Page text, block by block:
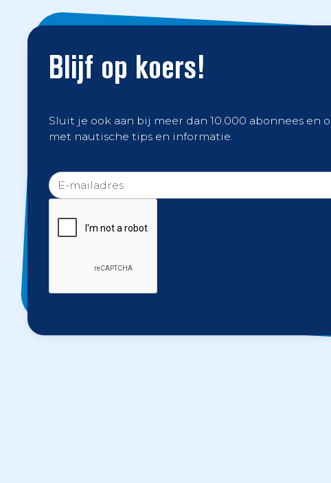
Blijf op koers!
Sluit je ook aan bij meer dan 10.000 abonnees
met nautische tips en informatie.